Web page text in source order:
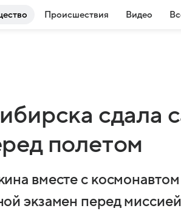
Происшествия Видео
сдала
полетом
вместе с
экзамен перед миссией